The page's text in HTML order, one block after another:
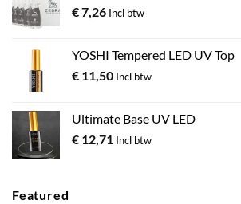
€7,26 Incl btw
YOSHI Tempered LED UV Top
€ 11,50 Incl btw
Ultimate Base UV LED
€ 12,71 Incl btw
Featured